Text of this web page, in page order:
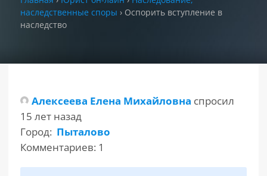
Контакты
РАЗДЕЛЫ
САЙТА
наследственные споры › Оспорить вступление в
наследство
Алексеева Елена Михайловна спросил
15 лет назад
Город: Пыталово
Комментариев: 1